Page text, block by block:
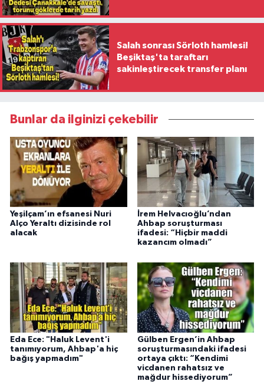
Salah sonrası Sörloth hamlesi!
Beşiktaş'ta taraftarı
sakinleştirecek transfer planı
Bunlar da ilginizi çekebilir
Yeşilçam’ın efsanesi Nuri
Alço Yeraltı dizisinde rol
alacak
İrem Helvacıoğlu’ndan
Ahbap soruşturması
ifadesi: “Hiçbir maddi
kazancım olmadı”
Eda Ece: "Haluk Levent'i
tanımıyorum, Ahbap'a hiç
bağış yapmadım"
Gülben Ergen’in Ahbap
soruşturmasındaki ifadesi
ortaya çıktı: “Kendimi
vicdanen rahatsız ve
mağdur hissediyorum”